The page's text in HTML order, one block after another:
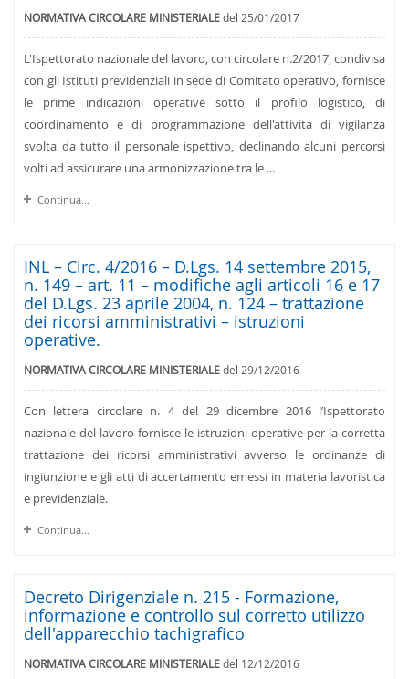
NORMATIVA CIRCOLARE MINISTERIALEdel 25/01/2017
L'Ispettorato nazionale del lavoro, con circolare n.2/2017, condivisa
con gli Istituti previdenziali in sede di Comitato operativo, fornisce
le prime indicazioni operative sotto il profilo logistico, di
coordinamento e di programmazione dell'attività di vigilanza
svolta da tutto il personale ispettivo, declinando alcuni percorsi
volti ad assicurare una armonizzazione tra le ...
Continua...
INL – Circ. 4/2016 – D.Lgs. 14 settembre 2015,
n. 149 – art. 11 – modifiche agli articoli 16 e 17
del D.Lgs. 23 aprile 2004, n. 124 – trattazione
dei ricorsi amministrativi – istruzioni
operative.
NORMATIVA CIRCOLARE MINISTERIALEdel 29/12/2016
Con lettera circolare n. 4 del 29 dicembre 2016 l’Ispettorato
nazionale del lavoro fornisce le istruzioni operative per la corretta
trattazione dei ricorsi amministrativi avverso le ordinanze di
ingiunzione e gli atti di accertamento emessi in materia lavoristica
e previdenziale.
Continua...
Decreto Dirigenziale n. 215 - Formazione,
informazione e controllo sul corretto utilizzo
dell'apparecchio tachigrafico
NORMATIVA CIRCOLARE MINISTERIALEdel 12/12/2016